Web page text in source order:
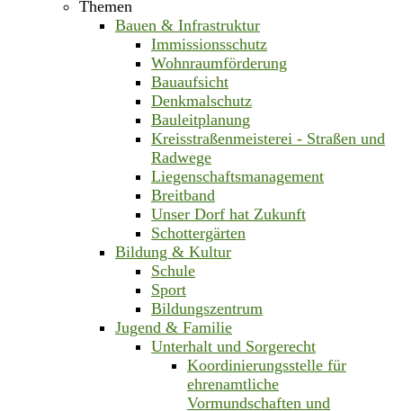
Themen
Bauen & Infrastruktur
Immissionsschutz
Wohnraumförderung
Bauaufsicht
Denkmalschutz
Bauleitplanung
Kreisstraßenmeisterei - Straßen und
Radwege
Liegenschaftsmanagement
Breitband
Unser Dorf hat Zukunft
Schottergärten
Bildung & Kultur
Schule
Sport
Bildungszentrum
Jugend & Familie
Unterhalt und Sorgerecht
Koordinierungsstelle für
ehrenamtliche
Vormundschaften und